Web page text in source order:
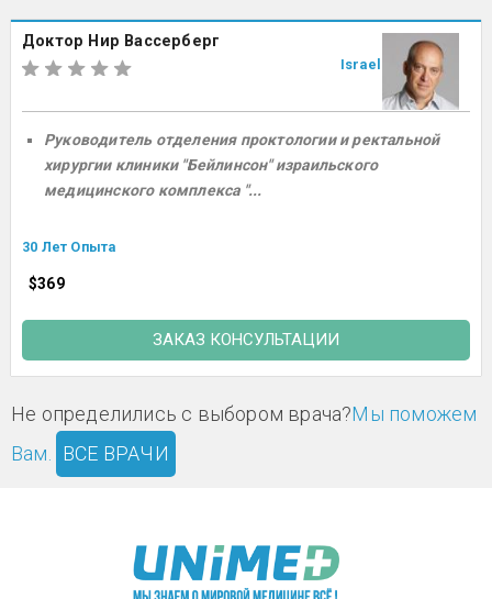
Доктор Нир Вассерберг
Israel
Руководитель отделения проктологии и ректальной
хирургии клиники "Бейлинсон" израильского
медицинского комплекса "...
30 Лет Опыта
$369
ЗАКАЗ КОНСУЛЬТАЦИИ
Не определились с выбором врача?Мы поможем
Вам. ВСЕ ВРАЧИ